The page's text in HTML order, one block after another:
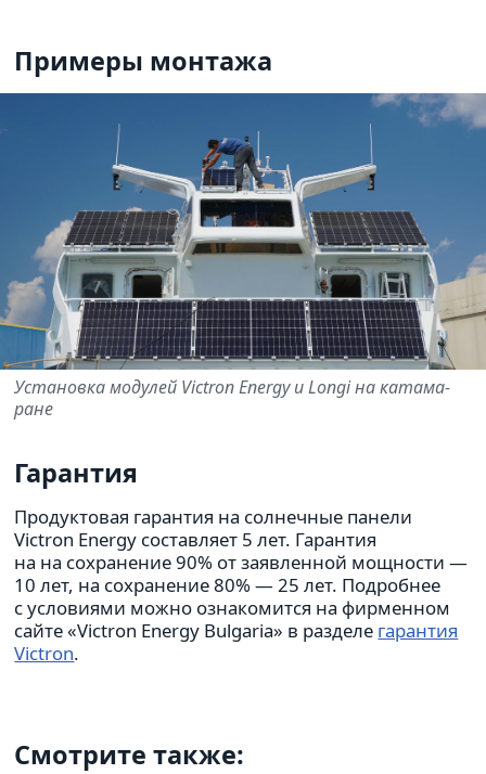
Примеры мон­тажа
Установка моду­лей Victron Energy и Longi на ката­ма­
ране
Гарантия
Продук­то­вая гаран­тия на сол­неч­ные панели
Victron Energy состав­ляет 5 лет. Гарантия
на на сохра­не­ние 90% от заяв­лен­ной мощ­но­сти —
10 лет, на сохра­не­ние 80% — 25 лет. Подроб­нее
с усло­ви­ями можно озна­ко­мится на фир­мен­ном
сайте «Victron Energy Bulgaria» в раз­деле гарантия
Victron.
Смотрите также: